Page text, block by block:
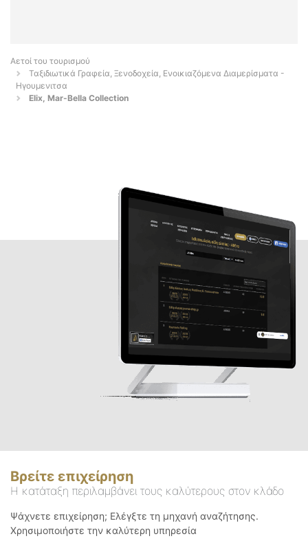
Αετοί του τουρισμού
Ταξιδιωτικά Γραφεία, Ξενοδοχεία, Ενοικιαζόμενα Διαμερίσματα -
Ηγουμενιτσα
Elix, Mar-Bella Collection
Βρείτε επιχείρηση
Η κατάταξη περιλαμβάνει τους καλύτερους στον κλάδο
Ψάχνετε επιχείρηση; Ελέγξτε τη μηχανή αναζήτησης.
Χρησιμοποιήστε την καλύτερη υπηρεσία